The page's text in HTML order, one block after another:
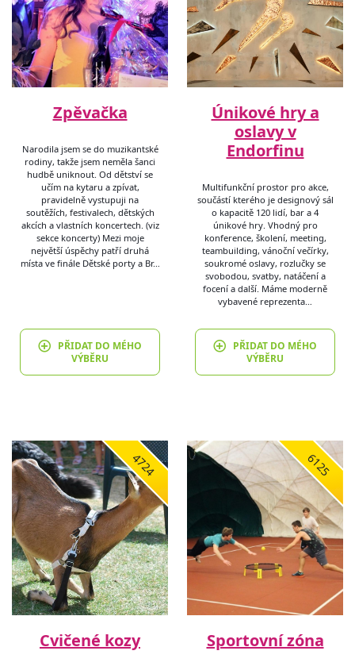
Zpěvačka
Narodila jsem se do muzikantské
rodiny, takže jsem neměla šanci
hudbě uniknout. Od dětství se
učím na kytaru a zpívat,
pravidelně vystupuji na
soutěžích, festivalech, dětských
akcích a vlastních koncertech. (viz
sekce koncerty) Mezi moje
největší úspěchy patří druhá
místa ve finále Dětské porty a Br…
PŘIDAT DO MÉHO
VÝBĚRU
Únikové hry a
oslavy v
Endorfinu
Multifunkční prostor pro akce,
součástí kterého je designový sál
o kapacitě 120 lidí, bar a 4
únikové hry. Vhodný pro
konference, školení, meeting,
teambuilding, vánoční večírky,
soukromé oslavy, rozlučky se
svobodou, svatby, natáčení a
focení a další. Máme moderně
vybavené reprezenta…
PŘIDAT DO MÉHO
VÝBĚRU
4724
Cvičené kozy
6125
Sportovní zóna